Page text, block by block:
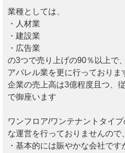
業種としては、
・人材業
・建設業
・広告業
の3つで売り上げの90％以上で
アパレル業を更に行っておりま
企業の売上高は3億程度且つ、
で御座います
ワンフロア/ワンテナントタイ
な運営を行っておりませんので、
・基本的には賑やかな会社で